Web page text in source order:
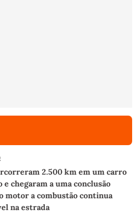
2.500 km em um carro
chegaram a uma conclusão
motor a combustão continua
na estrada